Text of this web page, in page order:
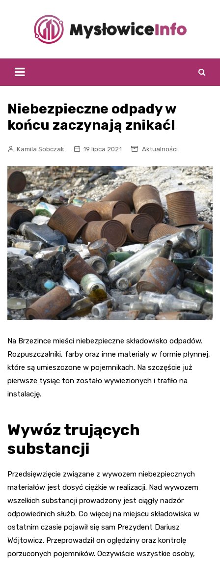
Niebezpieczne odpady w
końcu zaczynają znikać!
Kamila Sobczak 19 lipca 2021 Aktualności
Na Brzezince mieści niebezpieczne składowisko odpadów.
Rozpuszczalniki, farby oraz inne materiały w formie płynnej,
które są umieszczone w pojemnikach. Na szczęście już
pierwsze tysiąc ton zostało wywiezionych i trafiło na
instalację.
Wywóz trujących
substancji
Przedsięwzięcie związane z wywozem niebezpiecznych
materiałów jest dosyć ciężkie w realizacji. Nad wywozem
wszelkich substancji prowadzony jest ciągły nadzór
odpowiednich służb. Co więcej na miejscu składowiska w
ostatnim czasie pojawił się sam Prezydent Dariusz
Wójtowicz. Przeprowadził on oględziny oraz kontrolę
porzuconych pojemników. Oczywiście wszystkie osoby,